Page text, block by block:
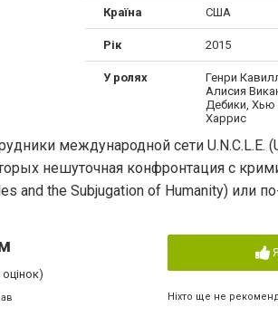
Країна США
Рік 2015
У ролях
Генри
Алисия
Дебики, Хью
Харрис
международной сети
нешуточная конфронтация с
and the Subjugation of Humanity) или
оцінок)
Ніхто ще не